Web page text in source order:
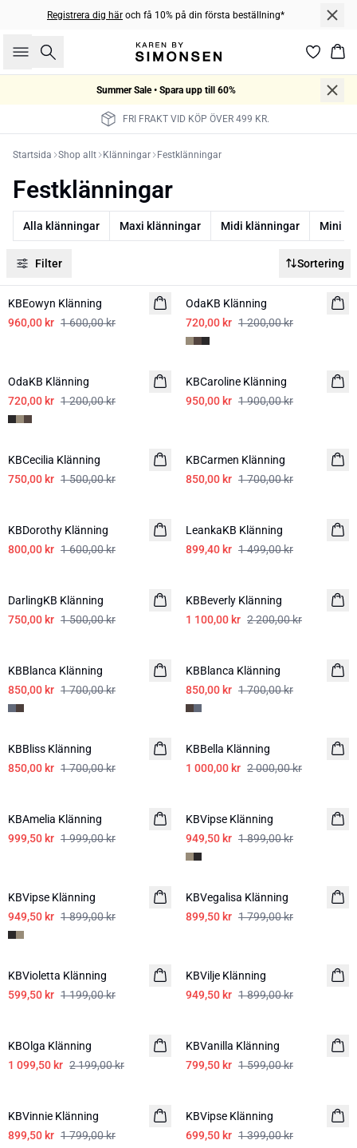
Registrera dig här och få 10% på din första beställning*
Sök
Summer Sale • Spara upp till 60%
FRI FRAKT VID KÖP ÖVER 499 KR.
Startsida Shop allt Klänningar Festklänningar
Festklänningar
Alla klänningar Maxi klänningar Midi klänningar Mini
Filter Sortering
-40%
KBEowyn Klänning
960,00 kr 1 600,00 kr
OdaKB Klänning
720,00 kr 1 200,00 kr
OdaKB Klänning
720,00 kr 1 200,00 kr
-50%
KBCaroline Klänning
950,00 kr 1 900,00 kr
-50%
KBCecilia Klänning
750,00 kr 1 500,00 kr
KBCarmen Klänning
850,00 kr 1 700,00 kr
KBDorothy Klänning
800,00 kr 1 600,00 kr
LeankaKB Klänning
899,40 kr 1 499,00 kr
DarlingKB Klänning
750,00 kr 1 500,00 kr
KBBeverly Klänning
1 100,00 kr 2 200,00 kr
KBBlanca Klänning
850,00 kr 1 700,00 kr
KBBlanca Klänning
850,00 kr 1 700,00 kr
-50%
KBBliss Klänning
850,00 kr 1 700,00 kr
-50%
KBBella Klänning
1 000,00 kr 2 000,00 kr
KBAmelia Klänning
999,50 kr 1 999,00 kr
KBVipse Klänning
949,50 kr 1 899,00 kr
KBVipse Klänning
949,50 kr 1 899,00 kr
-50%
KBVegalisa Klänning
899,50 kr 1 799,00 kr
-50%
KBVioletta Klänning
599,50 kr 1 199,00 kr
KBVilje Klänning
949,50 kr 1 899,00 kr
KBOlga Klänning
1 099,50 kr 2 199,00 kr
KBVanilla Klänning
799,50 kr 1 599,00 kr
KBVinnie Klänning
899,50 kr 1 799,00 kr
KBVipse Klänning
699,50 kr 1 399,00 kr